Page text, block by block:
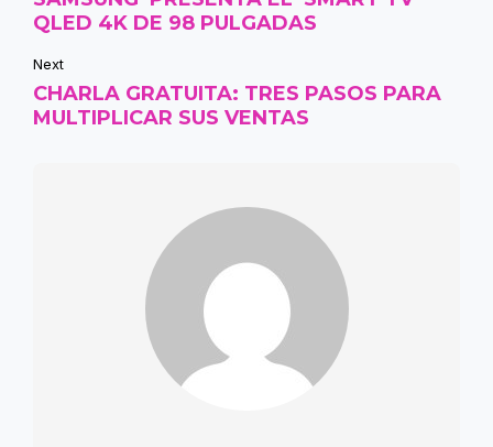
QLED 4K DE 98 PULGADAS
Next
CHARLA GRATUITA: TRES PASOS PARA
MULTIPLICAR SUS VENTAS